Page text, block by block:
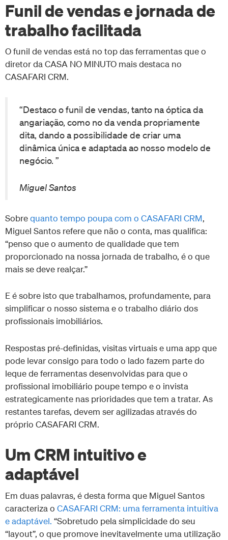
Funil de vendas e jornada de
trabalho facilitada
O funil de vendas está no top das ferramentas que o
diretor da CASA NO MINUTO mais destaca no
CASAFARI CRM.
“Destaco o funil de vendas, tanto na óptica da
angariação, como no da venda propriamente
dita, dando a possibilidade de criar uma
dinâmica única e adaptada ao nosso modelo de
negócio. ”
Miguel Santos
Sobrequanto tempo poupa com o CASAFARI CRM,
Miguel Santos refere que não o conta, mas qualifica:
“penso que o aumento de qualidade que tem
proporcionado na nossa jornada de trabalho, é o que
mais se deve realçar.”
E é sobre isto que trabalhamos, profundamente, para
simplificar o nosso sistema e o trabalho diário dos
profissionais imobiliários.
Respostas pré-definidas, visitas virtuais e uma app que
pode levar consigo para todo o lado fazem parte do
leque de ferramentas desenvolvidas para que o
profissional imobiliário poupe tempo e o invista
estrategicamente nas prioridades que tem a tratar. As
restantes tarefas, devem ser agilizadas através do
próprio CASAFARI CRM.
Um CRM intuitivo e
adaptável
Em duas palavras, é desta forma que Miguel Santos
caracteriza o CASAFARI CRM: uma ferramenta intuitiva
e adaptável. “Sobretudo pela simplicidade do seu
“layout”, o que promove inevitavelmente uma utilização